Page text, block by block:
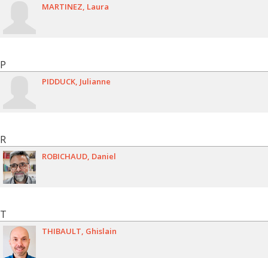
MARTINEZ Laura
P
PIDDUCK Julianne
R
ROBICHAUD Daniel
T
THIBAULT Ghislain